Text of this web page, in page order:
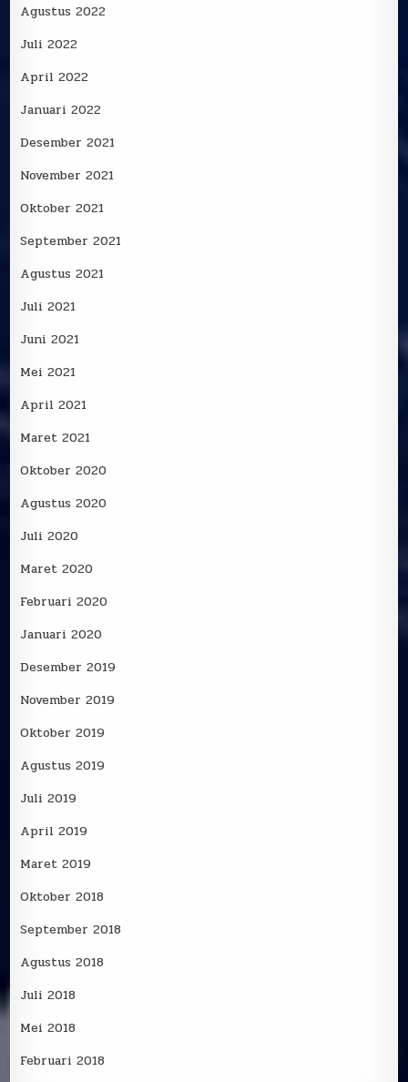
Agustus 2022
Juli 2022
April 2022
Januari 2022
Desember 2021
November 2021
Oktober 2021
September 2021
Agustus 2021
Juli 2021
Juni 2021
Mei 2021
April 2021
Maret 2021
Oktober 2020
Agustus 2020
Juli 2020
Maret 2020
Februari 2020
Januari 2020
Desember 2019
November 2019
Oktober 2019
Agustus 2019
Juli 2019
April 2019
Maret 2019
Oktober 2018
September 2018
Agustus 2018
Juli 2018
Mei 2018
Februari 2018